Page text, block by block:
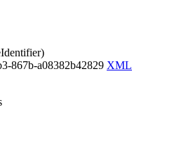
867b-a08382b42829 XML